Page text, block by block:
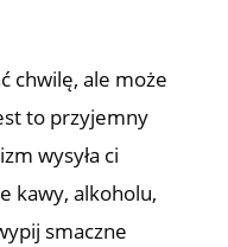
chwilę, ale może
to przyjemny
wysyła ci
kawy, alkoholu,
smaczne